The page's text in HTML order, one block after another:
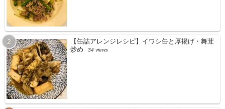
【缶詰アレンジレシピ】イワシ缶と厚揚げ・舞茸
炒め
34 views